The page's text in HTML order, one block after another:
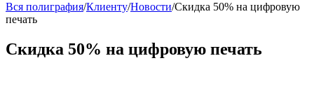
Вся полиграфия/Клиенту/Новости/Скидка 50% на цифровую
печать
Скидка 50% на цифровую печать